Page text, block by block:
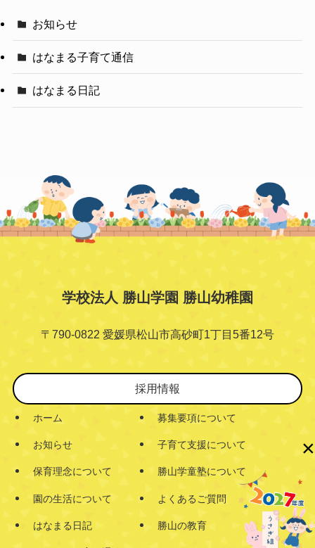
お知らせ
はなまる子育て通信
はなまる日記
学校法人 勝山学園 勝山幼稚園
〒790-0822 愛媛県松山市高砂町1丁目5番12号
採用情報
ホーム
お知らせ
保育理念について
園の生活について
はなまる日記
募集要項について
子育て支援について
勝山学童塾について
よくあるご質問
勝山の教育
×